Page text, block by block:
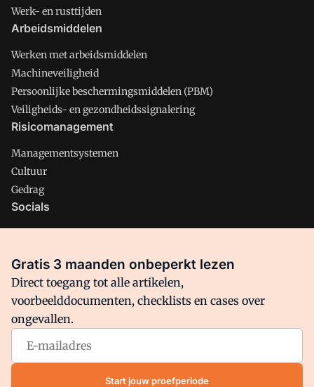
Werk- en rusttijden
Arbeidsmiddelen
Werken met arbeidsmiddelen
Machineveiligheid
Persoonlijke beschermingsmiddelen (PBM)
Veiligheids- en gezondheidssignalering
Risicomanagement
Managementsystemen
Cultuur
Gedrag
Socials
Facebook
Arbo is onderdeel van VMN media. Lees inons manifestwaar
VMN media voor staat. Op gebruik van deze site zijn de
volgende regelingen van toepassing:Algemene Voorwaarden
Privacy en Cookie beleid|Privacy instellingen
Gratis 3 maanden onbeperkt lezen
Direct toegang tot alle artikelen,
voorbeelddocumenten, checklists en cases over
ongevallen.
Start jouw proefperiode